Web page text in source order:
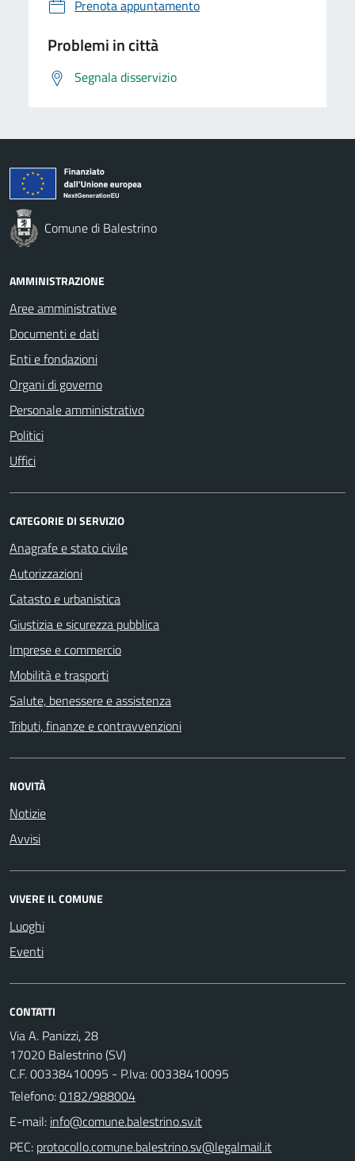
Prenota appuntamento
Problemi in città
Segnala disservizio
Comune di Balestrino
AMMINISTRAZIONE
Aree amministrative
Documenti e dati
Enti e fondazioni
Organi di governo
Personale amministrativo
Politici
Uffici
CATEGORIE DI SERVIZIO
Anagrafe e stato civile
Autorizzazioni
Catasto e urbanistica
Giustizia e sicurezza pubblica
Imprese e commercio
Mobilità e trasporti
Salute, benessere e assistenza
Tributi, finanze e contravvenzioni
NOVITÀ
Notizie
Avvisi
VIVERE IL COMUNE
Luoghi
Eventi
CONTATTI
Via A. Panizzi, 28
17020 Balestrino (SV)
C.F. 00338410095 - P.Iva: 00338410095
Telefono:0182/988004
E-mail:
PEC: